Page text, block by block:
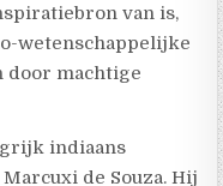
van is,
wetenschappelijke
door machtige
indiaans
de Souza. Hij